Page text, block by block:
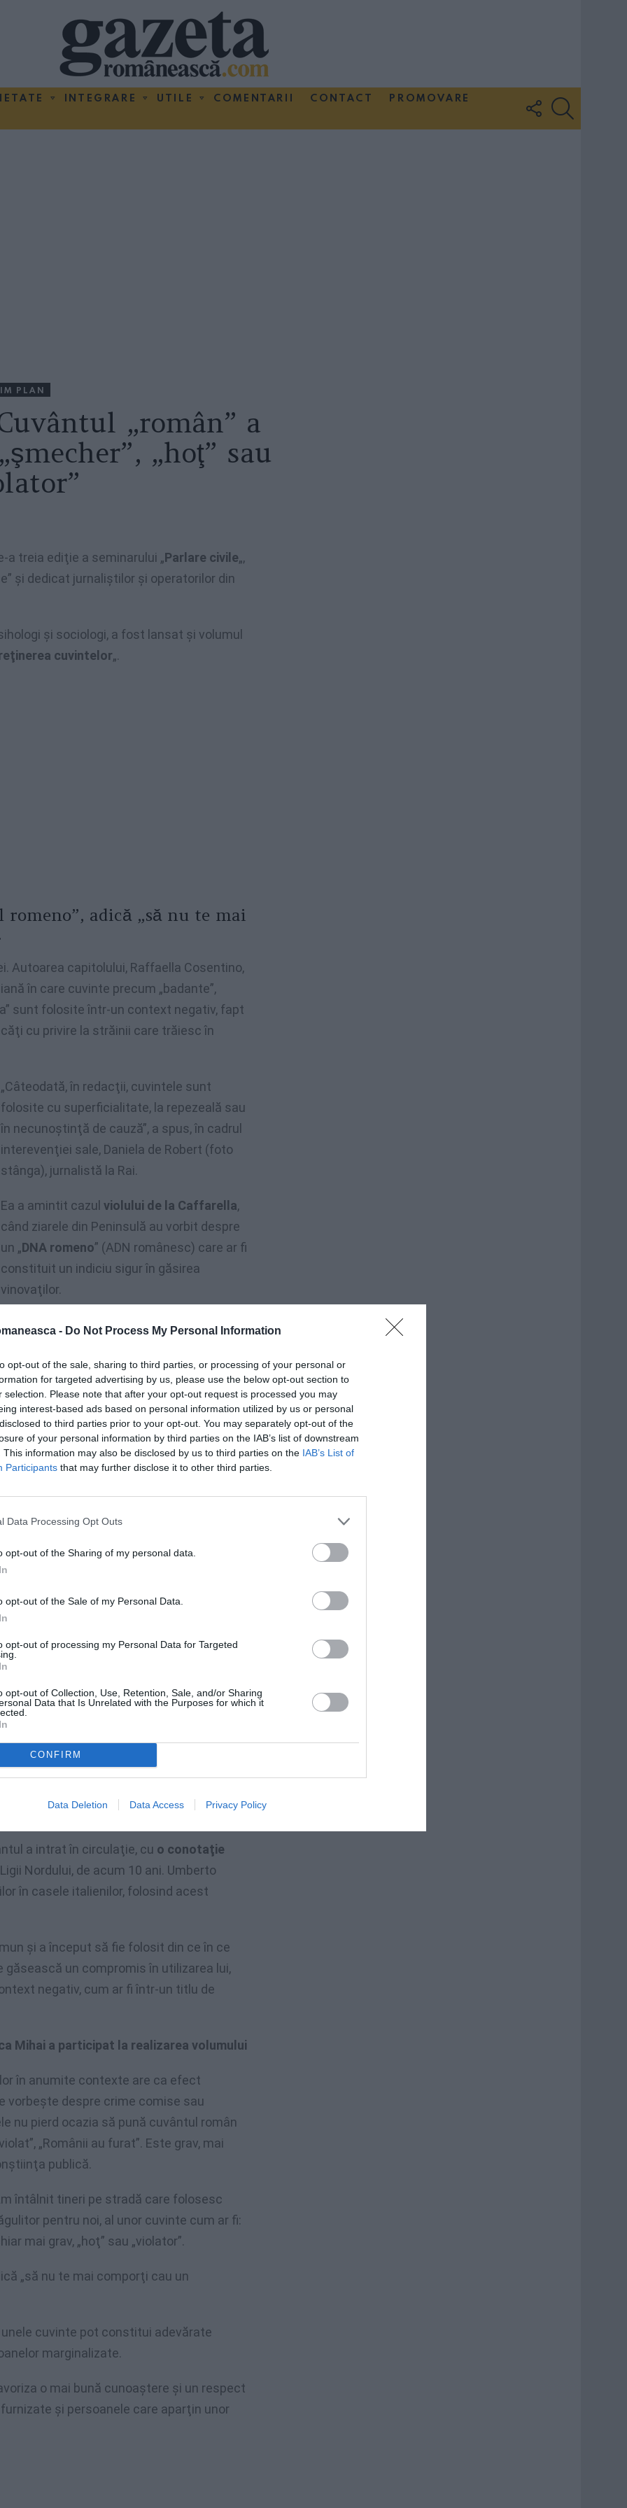
- Do Not Process My Personal Information
opt-out of the sale, sharing to third parties, or processing of your personal or
for targeted advertising by us, please use the below opt-out section to
selection. Please note that after your opt-out request is processed you may
interest-based ads based on personal information utilized by us or personal
to third parties prior to your opt-out. You may separately opt-out of the
of your personal information by third parties on the IAB’s list of downstream
This information may also be disclosed by us to third parties on the IAB’s List of
Participants that may further disclose it to other third parties.
Data Processing Opt Outs
opt-out of the Sharing of my personal data.
opt-out of the Sale of my Personal Data.
opt-out of processing my Personal Data for Targeted
opt-out of Collection, Use, Retention, Sale, and/or Sharing
Data that Is Unrelated with the Purposes for which it
CONFIRM
Data Deletion Data Access Privacy Policy
INTEGRARE UTILE COMENTARII CONTACT
PROMOVARE
FOLLOW
US
PLAN
„român” a
„hoţ” sau
a treia ediţie a seminarului „Parlare civile„,
şi dedicat jurnaliştilor şi operatorilor din
şi sociologi, a fost lansat şi volumul
cuvintelor„.
adică „să nu te mai
Autoarea capitolului, Raffaella Cosentino,
în care cuvinte precum „badante”,
sunt folosite într-un context negativ, fapt
cu privire la străinii care trăiesc în
„Câteodată, în redacţii, cuvintele sunt
folosite cu superficialitate, la repezeală sau
în necunoştinţă de cauză”, a spus, în cadrul
interevenţiei sale, Daniela de Robert (foto
stânga), jurnalistă la Rai.
Ea a amintit cazul violului de la Caffarella,
când ziarele din Peninsulă au vorbit despre
un „DNA romeno” (ADN românesc) care ar fi
constituit un indiciu sigur în găsirea
vinovaţilor.
„Oamenii de ştiinţă au spus cănu există
poate deosebi structura ADN-ului în funcţie
de popor. Fără rezultat: jurnaliştii (nu este
cazul meu), au continuat să vorbească
despre ADN românesc, pentru a demonstra
au o mare greutate, în funcţie de
părere este şi Anca Mihai, jurnalistă
cu autorii volumului.
despre imigraţie, m-a întrebat cum
în presa din Italia. Am ajuns la concluzia
fără conotaţiile negative pe care le
comunicaţiei.»
Autorii studiului au rămaşi suprinşi să afle
pentru a descrie
echivalent românesc – „badantă”.
de multe ori „prea pretenţioasă”, la
se folosească „operator ecologic”, deşi
a intrat în circulaţie, cu o conotaţie
Nordului, de acum 10 ani. Umberto
în casele italienilor, folosind acest
şi a început să fie folosit din ce în ce
un compromis în utilizarea lui,
negativ, cum ar fi într-un titlu de
Mihai a participat la realizarea volumului
în anumite contexte are ca efect
vorbeşte despre crime comise sau
nu pierd ocazia să pună cuvântul român
„Românii au furat”. Este grav, mai
publică.
întâlnit tineri pe stradă care folosesc
pentru noi, al unor cuvinte cum ar fi:
mai grav, „hoţ” sau „violator”.
„să nu te mai comporţi cau un
cuvinte pot constitui adevărate
marginalizate.
o mai bună cunoaştere şi un respect
şi persoanele care aparţin unor